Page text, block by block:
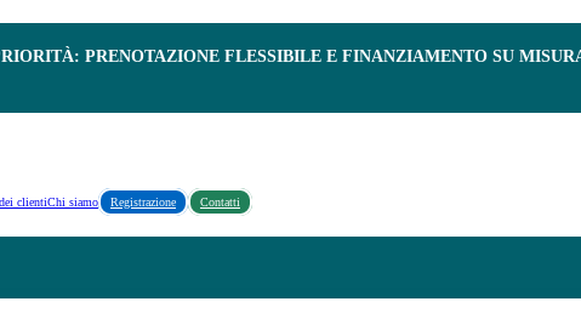
PRENOTAZIONE FLESSIBILE E FINANZIAMENTO SU
clientiChi siamo Registrazione Contatti